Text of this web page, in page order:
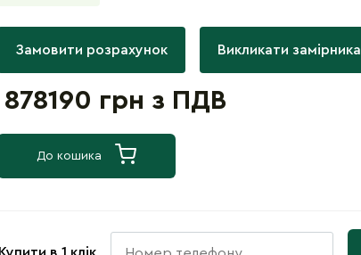
Замовити розрахунок Викликати замірника
878190 грн з ПДВ
До кошика